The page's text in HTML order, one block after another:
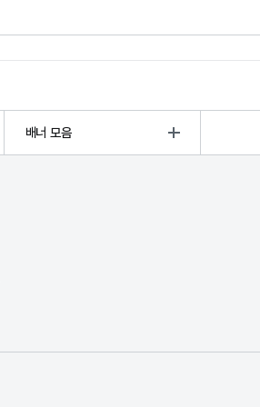
배너 모음